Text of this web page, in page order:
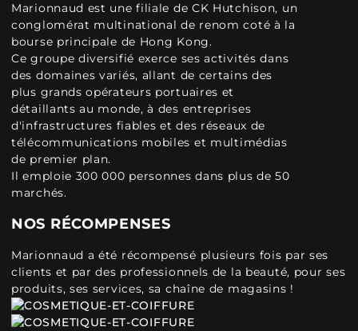
Marionnaud est une filiale de CK Hutchison, un
conglomérat multinational de renom coté à la
bourse principale de Hong Kong.
Ce groupe diversifié exerce ses activités dans
des domaines variés, allant de certains des
plus grands opérateurs portuaires et
détaillants au monde, à des entreprises
d'infrastructures fiables et des réseaux de
télécommunications mobiles et multimédias
de premier plan.
Il emploie 300 000 personnes dans plus de 50
marchés.
NOS RÉCOMPENSES
Marionnaud a été récompensé plusieurs fois par ses
clients et par des professionnels de la beauté, pour ses
produits, ses services, sa chaîne de magasins !